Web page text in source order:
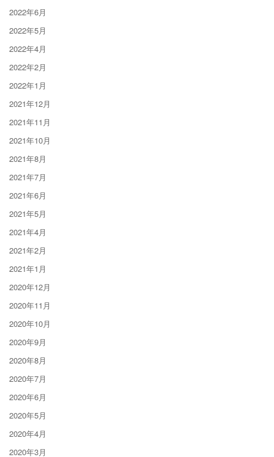
2022年6月
2022年5月
2022年4月
2022年2月
2022年1月
2021年12月
2021年11月
2021年10月
2021年8月
2021年7月
2021年6月
2021年5月
2021年4月
2021年2月
2021年1月
2020年12月
2020年11月
2020年10月
2020年9月
2020年8月
2020年7月
2020年6月
2020年5月
2020年4月
2020年3月